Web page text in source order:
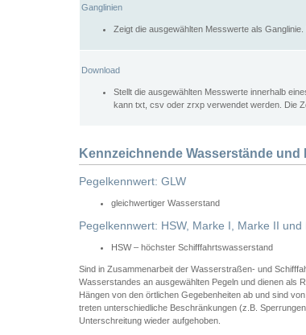
Ganglinien
Zeigt die ausgewählten Messwerte als
Download
Stellt die ausgewählten Messwerte innerhalb
kann txt, csv oder zrxp verwendet werden. Die
Kennzeichnende Wasserstände und
Pegelkennwert: GLW
gleichwertiger Wasserstand
Pegelkennwert: HSW, Marke I, Marke II und
HSW – höchster Schifffahrtswasserstand
Sind in Zusammenarbeit der Wasserstraßen- und
Wasserstandes an ausgewählten Pegeln und dienen als
Hängen von den örtlichen Gegebenheiten ab und sind
treten unterschiedliche Beschränkungen (z.B.
Unterschreitung wieder aufgehoben.